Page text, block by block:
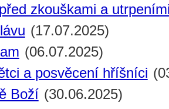
zkouškami a
(17.07.2025)
(06.07.2025)
a posvěcení hříšníci
Boží (30.06.2025)